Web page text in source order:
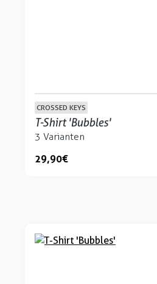
CROSSED KEYS
T-Shirt 'Bubbles'
3 Varianten
29,90 €